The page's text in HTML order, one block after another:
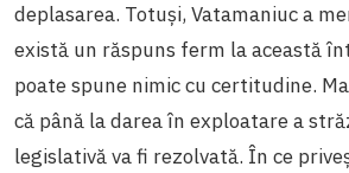
deplasarea. Totuși, Vatamaniuc a
există un răspuns ferm la această
poate spune nimic cu certitudine.
că până la darea în exploatare a
legislativă va fi rezolvată. În ce